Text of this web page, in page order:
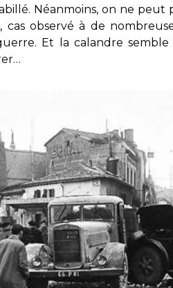
Néanmoins, on ne peut
cas observé à de
guerre. Et la calandre